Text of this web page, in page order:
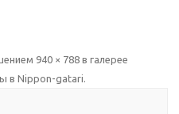
940 × 788 в галерее
в Nippon-gatari.